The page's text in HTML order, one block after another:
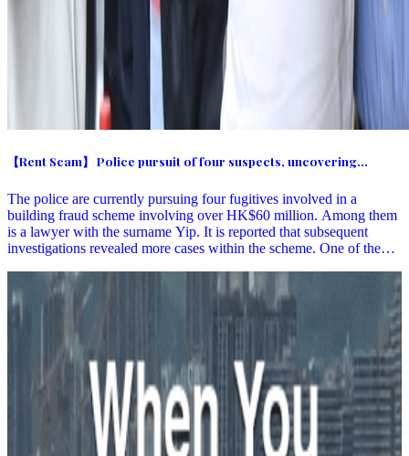
【Rent Scam】 Police pursuit of four suspects, uncovering
The police are currently pursuing four fugitives involved in a
building fraud scheme involving over HK$60 million. Among them
is a lawyer with the surname Yip. It is reported that subsequent
investigations revealed more cases within the scheme. One of the
individuals used fake identities to pose as the deceased owner who
had been absent for 21 years. Together with a middle-aged woman
named Leung, they borrowed money from "loan sharks". However,
shortly after the woman committed the crime, she died by charcoal
burning in Wong Tai Sin Tung Wui Estate in September last year,
along with a female mahjong companion. Before her death, she
accused "Mr. Yip" of being responsible for her demise. The police
believe "Mr. Yip" is a key member of the fraud syndicate. Leung
was suspected of believing Mr. Yip's words due to debt, assisting in
the fraud to make a profit and repay debts, but unfortunately met a
tragic end.